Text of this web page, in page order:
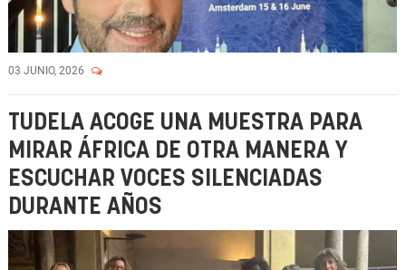
03 JUNIO, 2026
TUDELA ACOGE UNA MUESTRA PARA
MIRAR ÁFRICA DE OTRA MANERA Y
ESCUCHAR VOCES SILENCIADAS
DURANTE AÑOS